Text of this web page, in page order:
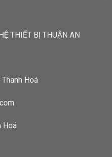
THIẾT BỊ THUẬN AN
Hoá
Hoá